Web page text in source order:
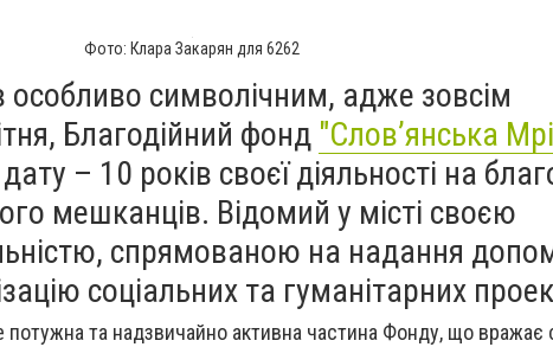
Фото: Клара Закарян для 6262
особливо символічним, адже зовсім
Благодійний фонд "Слов’янська
– 10 років своєї діяльності на
мешканців. Відомий у місті своєю
спрямованою на надання
соціальних та гуманітарних
потужна та надзвичайно активна частина Фонду, що вражає